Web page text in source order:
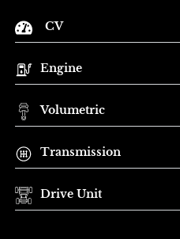
CV
Engine
Volumetric
Transmission
Drive Unit